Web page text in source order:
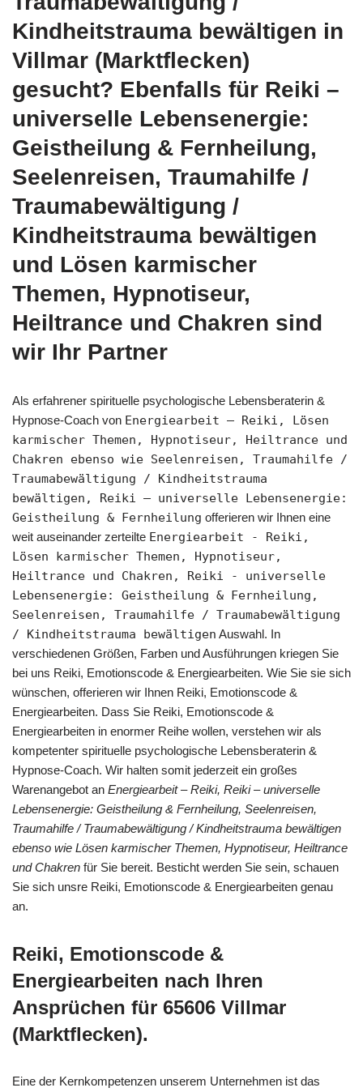
Kindheitstrauma bewältigen in
Villmar (Marktflecken)
gesucht? Ebenfalls für Reiki –
universelle Lebensenergie:
Geistheilung & Fernheilung,
Seelenreisen, Traumahilfe /
Traumabewältigung /
Kindheitstrauma bewältigen
und Lösen karmischer
Themen, Hypnotiseur,
Heiltrance und Chakren sind
wir Ihr Partner
Als erfahrener spirituelle psychologische Lebensberaterin &
Hypnose-Coach von Energiearbeit – Reiki, Lösen
karmischer Themen, Hypnotiseur, Heiltrance und
Chakren ebenso wie Seelenreisen, Traumahilfe /
Traumabewältigung / Kindheitstrauma
bewältigen, Reiki – universelle Lebensenergie:
Geistheilung & Fernheilung offerieren wir Ihnen eine
weit auseinander zerteilte Energiearbeit - Reiki,
Lösen karmischer Themen, Hypnotiseur,
Heiltrance und Chakren, Reiki - universelle
Lebensenergie: Geistheilung & Fernheilung,
Seelenreisen, Traumahilfe / Traumabewältigung
/ Kindheitstrauma bewältigen Auswahl. In
verschiedenen Größen, Farben und Ausführungen kriegen Sie
bei uns Reiki, Emotionscode & Energiearbeiten. Wie Sie sie sich
wünschen, offerieren wir Ihnen Reiki, Emotionscode &
Energiearbeiten. Dass Sie Reiki, Emotionscode &
Energiearbeiten in enormer Reihe wollen, verstehen wir als
kompetenter spirituelle psychologische Lebensberaterin &
Hypnose-Coach. Wir halten somit jederzeit ein großes
Warenangebot an Energiearbeit – Reiki, Reiki – universelle
Lebensenergie: Geistheilung & Fernheilung, Seelenreisen,
Traumahilfe / Traumabewältigung / Kindheitstrauma bewältigen
ebenso wie Lösen karmischer Themen, Hypnotiseur, Heiltrance
und Chakren für Sie bereit. Besticht werden Sie sein, schauen
Sie sich unsre Reiki, Emotionscode & Energiearbeiten genau
an.
Reiki, Emotionscode &
Energiearbeiten nach Ihren
Ansprüchen für 65606 Villmar
(Marktflecken).
Eine der Kernkompetenzen unserem Unternehmen ist das